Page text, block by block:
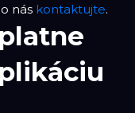
nás kontaktujte.